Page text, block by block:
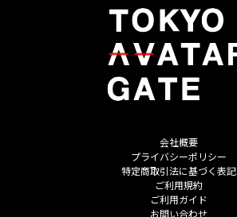
会社概要
プライバシーポリシー
特定商取引法に基づく表記
ご利用規約
ご利用ガイド